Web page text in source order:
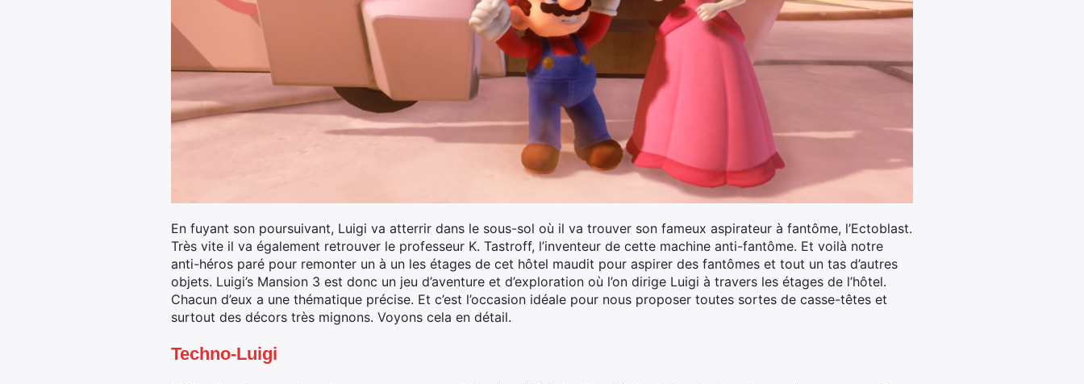
En fuyant son poursuivant, Luigi va atterrir dans le sous-sol où il va trouver son fameux aspirateur à fantôme, l’Ectoblast.
Très vite il va également retrouver le professeur K. Tastroff, l’inventeur de cette machine anti-fantôme. Et voilà notre
anti-héros paré pour remonter un à un les étages de cet hôtel maudit pour aspirer des fantômes et tout un tas d’autres
objets. Luigi’s Mansion 3 est donc un jeu d’aventure et d’exploration où l’on dirige Luigi à travers les étages de l’hôtel.
Chacun d’eux a une thématique précise. Et c’est l’occasion idéale pour nous proposer toutes sortes de casse-têtes et
surtout des décors très mignons. Voyons cela en détail.
Techno-Luigi